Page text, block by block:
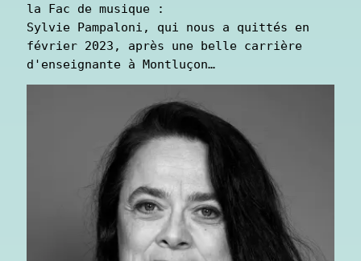
la Fac de musique :
Sylvie Pampaloni, qui nous a quittés en
février 2023, après une belle carrière
d'enseignante à Montluçon…